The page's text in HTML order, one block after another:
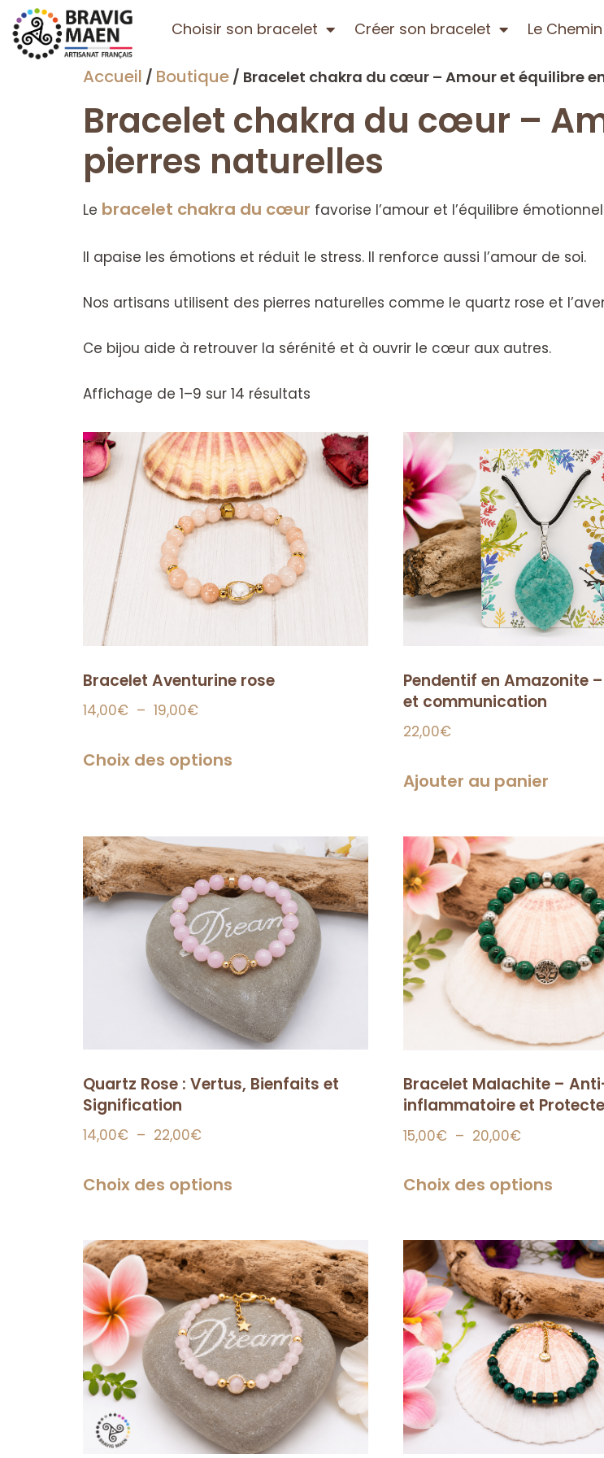
Choisir son bracelet Créer son bracelet Le
Accueil / Boutique / Bracelet chakra du cœur – Amour et équilibre
Bracelet chakra du cœur –
pierres naturelles
Le bracelet chakra du cœur favorise l’amour et l’équilibre
Il apaise les émotions et réduit le stress. Il renforce aussi l’amour de soi.
Nos artisans utilisent des pierres naturelles comme le quartz rose et
Ce bijou aide à retrouver la sérénité et à ouvrir le cœur aux autres.
Affichage de 1–9 sur 14 résultats
Bracelet Aventurine rose
14,00€ – 19,00€
Choix des options
Pendentif en Amazonite
et communication
22,00€
Ajouter au panier
Quartz Rose : Vertus, Bienfaits et
Signification
14,00€ – 22,00€
Choix des options
Bracelet Malachite –
inflammatoire et
15,00€ – 20,00€
Choix des options